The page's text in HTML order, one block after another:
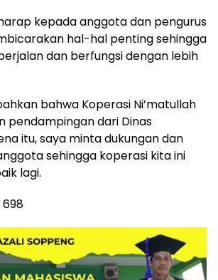
kepada anggota dan pengurus
hal-hal penting sehingga
dan berfungsi dengan lebih
bahwa Koperasi Ni’matullah
pendampingan dari Dinas
itu, saya minta dukungan dan
sehingga koperasi kita ini
lagi.
698